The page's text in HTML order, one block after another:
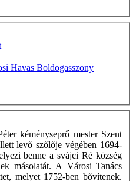
Havas Boldogasszony
kéményseprő mester Szent
levő szőlője végében 1694-
benne a svájci Ré község
másolatát. A Városi Tanács
melyet 1752-ben bővítenek.